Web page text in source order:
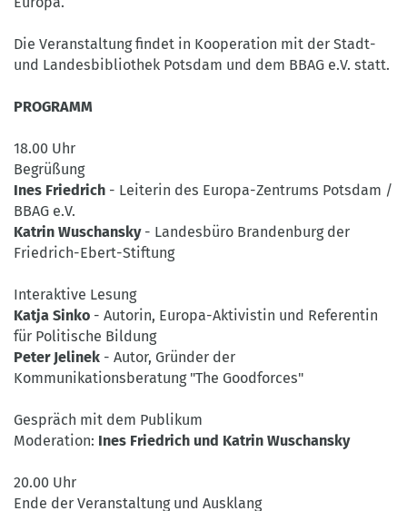
Die Veranstaltung findet in Kooperation mit der Stadt-
und Landesbibliothek Potsdam und dem BBAG e.V. statt.
PROGRAMM
18.00 Uhr
Begrüßung
Ines Friedrich - Leiterin des Europa-Zentrums Potsdam /
BBAG e.V.
Katrin Wuschansky- Landesbüro Brandenburg der
Friedrich-Ebert-Stiftung
Interaktive Lesung
Katja Sinko - Autorin, Europa-Aktivistin und Referentin
für Politische Bildung
Peter Jelinek - Autor, Gründer der
Kommunikationsberatung "The Goodforces"
Gespräch mit dem Publikum
Moderation: Ines Friedrich und Katrin Wuschansky
20.00 Uhr
Ende der Veranstaltung und Ausklang